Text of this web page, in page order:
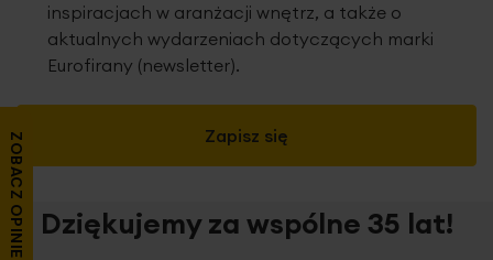
Zapisz się
inspiracjach w aranżacji wnętrz, a także o
aktualnych wydarzeniach dotyczących marki
Eurofirany (newsletter).
Dziękujemy za wspólne 35 lat!
ZOBACZ OPINIE